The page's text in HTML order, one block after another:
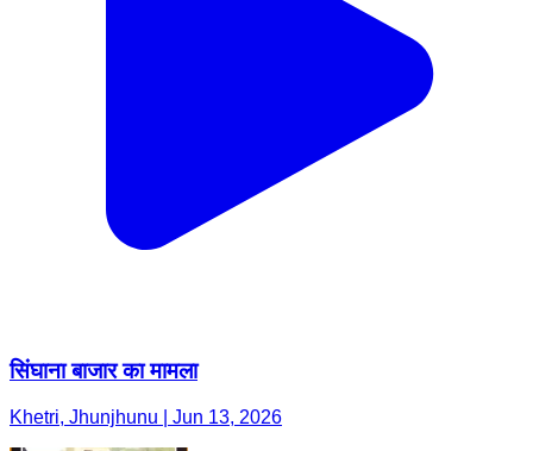
सिंघाना बाजार का मामला
Khetri, Jhunjhunu | Jun 13, 2026